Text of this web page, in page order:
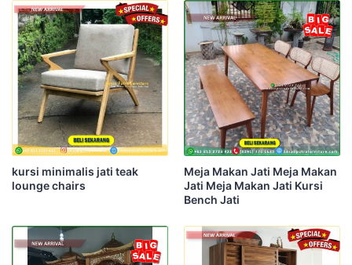
kursi minimalis jati teak
lounge chairs
Meja Makan Jati Meja Makan
Jati Meja Makan Jati Kursi
Bench Jati